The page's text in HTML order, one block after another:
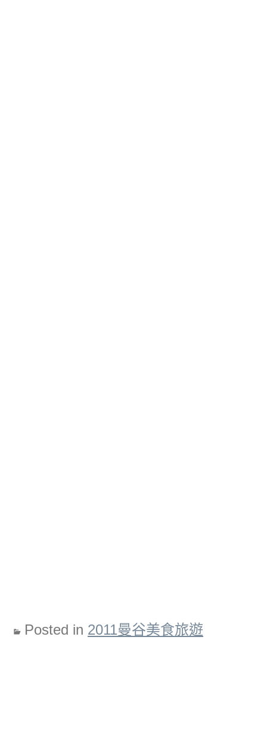
Posted in 2011曼谷美食旅遊